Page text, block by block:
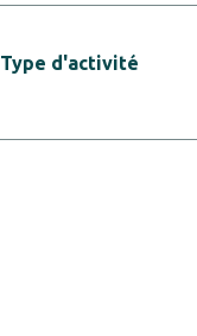
Type d'activité